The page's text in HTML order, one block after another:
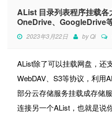
AList 目录列表程序挂载各
OneDrive、GoogleDrive
2023年3月22日 byQi
AList除了可以挂载网盘，还
WebDAV、S3等协议，利用
部分云存储服务挂载成存储
连接另一个AList，也就是说